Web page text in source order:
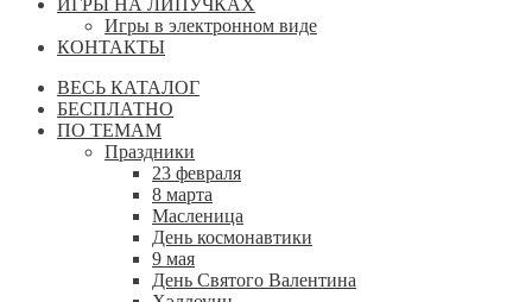
ИГРЫ НА ЛИПУЧКАХ
Игры в электронном виде
КОНТАКТЫ
ВЕСЬ КАТАЛОГ
БЕСПЛАТНО
ПО ТЕМАМ
Праздники
23 февраля
8 марта
Масленица
День космонавтики
9 мая
День Святого Валентина